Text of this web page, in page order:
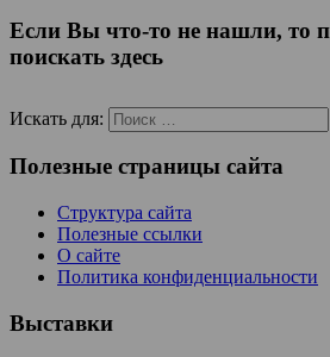
Если Вы что-то не нашли, то
поискать здесь
Искать для:
Полезные страницы сайта
Структура сайта
Полезные ссылки
О сайте
Политика конфиденциальности
Выставки